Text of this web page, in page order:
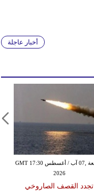
أخبار عاجلة
الجمعة ,07 آب / أغسطس GMT 17:30
2026
تجدد القصف الصاروخي